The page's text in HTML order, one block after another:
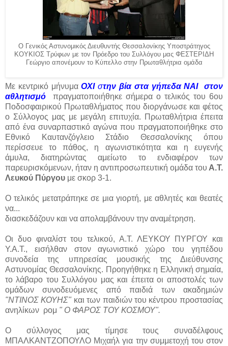
Ο Γενικός Αστυνομικός Διευθυντής Θεσσαλονίκης Υποστράτηγος
ΚΟΥΚΙΟΣ Τρύφων με τον Πρόεδρο του Συλλόγου μας ΦΕΣΤΕΡΙΔΗ
Γεώργιο απονέμουν το Κύπελλο στην Πρωταθλήτρια ομάδα
Με κεντρικό μήνυμαΟΧΙστην βία στα γήπεδα ΝΑΙ στον
αθλητισμό
πραγματοποιήθηκε σήμερα ο τελικός του 6ου
Ποδοσφαιρικού Πρωταθλήματος που διοργάνωσε και φέτος
ο Σύλλογος μας με μεγάλη επιτυχία. Πρωταθλήτρια έπειτα
από ένα συναρπαστικό αγώνα που πραγματοποιήθηκε στο
Εθνικό Καυτανζόγλειο Στάδιο Θεσσαλονίκης όπου
περίσσευε το πάθος, η αγωνιστικότητα και η ευγενής
άμυλα, διατηρώντας αμείωτο το ενδιαφέρον των
παρευρισκόμενων, ήταν η αντιπροσωπευτική ομάδα του Α.Τ.
Λευκού Πύργου με σκορ 3-1.
Ο τελικός μετατράπηκε σε μια γιορτή, με αθλητές και θεατές
να...
διασκεδάζουν και να απολαμβάνουν την αναμέτρηση.
Οι δυο φιναλίστ του τελικού, Α.Τ. ΛΕΥΚΟΥ ΠΥΡΓΟΥ και
Υ.Α.Τ., εισήλθαν στον αγωνιστικό χώρο του γηπέδου
συνοδεία της υπηρεσίας μουσικής της Διεύθυνσης
Αστυνομίας Θεσσαλονίκης. Προηγήθηκε η Ελληνική σημαία,
το λάβαρο του Συλλόγου μας και έπειτα οι αποστολές των
ομάδων συνοδευόμενες από παιδιά των ακαδημιών
"ΝΤΙΝΟΣ ΚΟΥΗΣ" και των παιδιών του κέντρου προστασίας
ανηλίκων ρομ " Ο ΦΑΡΟΣ ΤΟΥ ΚΟΣΜΟΥ".
Ο σύλλογος μας τίμησε τους συναδέλφους
ΜΠΑΛΚΑΝΤΖΟΠΟΥΛΟ Μιχαήλ για την συμμετοχή του στον